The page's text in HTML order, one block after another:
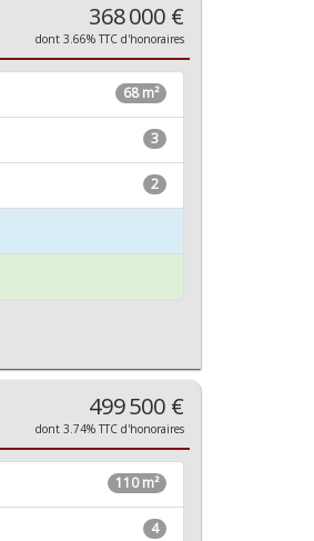
368 000 €
dont 3.66% TTC d'honoraires
68 m²
3
2
499 500 €
dont 3.74% TTC d'honoraires
110 m²
4